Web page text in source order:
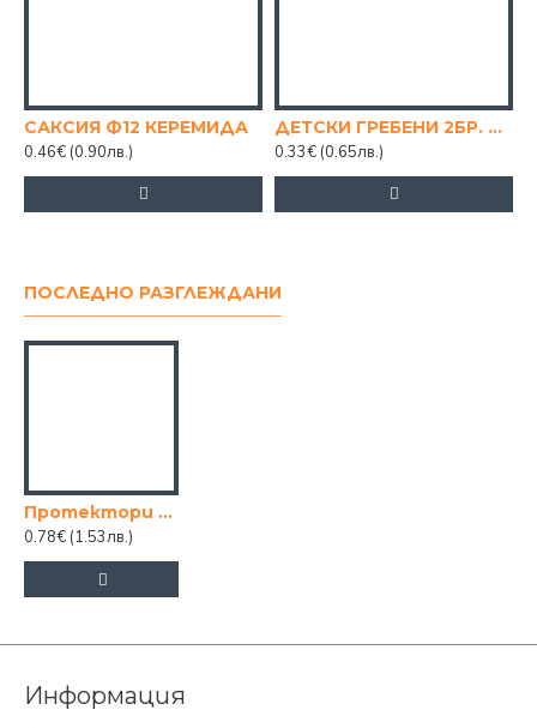
САКСИЯ Ф12 КЕРЕМИДА
0.46€ (0.90лв.)
ДЕТСКИ ГРЕБЕНИ 2БР. МАЛКИ
0.33€ (0.65лв.)
ПОСЛЕДНО РАЗГЛЕЖДАНИ
Протектори кръг малки
0.78€ (1.53лв.)
Информация